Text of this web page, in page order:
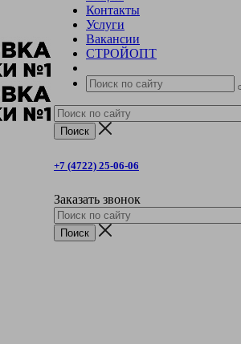
Контакты
Услуги
Вакансии
СТРОЙОПТ
+7 (4722) 25-06-06
Заказать звонок